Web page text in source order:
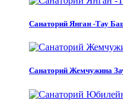
Санаторий Янган -Тау
Санаторий Жемчужина